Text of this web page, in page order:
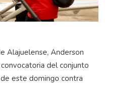
Alajuelense, Anderson
del conjunto
este domingo contra